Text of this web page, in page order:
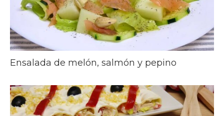
Ensalada de melón, salmón y pepino